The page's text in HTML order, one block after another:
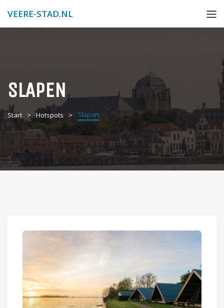
VEERE-STAD.NL
SLAPEN
Start Hotspots Slapen